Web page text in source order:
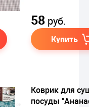
58 руб.
Купить
Коврик для
посуды